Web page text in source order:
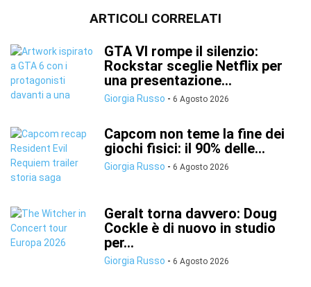
ARTICOLI CORRELATI
GTA VI rompe il silenzio:
Rockstar sceglie Netflix per
una presentazione...
Giorgia Russo - 6 Agosto 2026
Capcom non teme la fine dei
giochi fisici: il 90% delle...
Giorgia Russo - 6 Agosto 2026
Geralt torna davvero: Doug
Cockle è di nuovo in studio
per...
Giorgia Russo - 6 Agosto 2026